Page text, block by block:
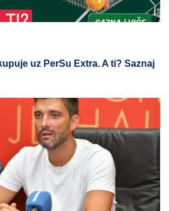
uz PerSu Extra. A ti? Saznaj